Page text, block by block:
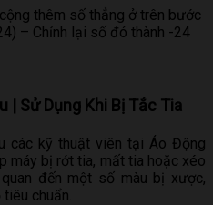
thêm số thẳng ở trên bước
– Chỉnh lại số đó thành -24
| Sử Dụng Khi Bị Tắc Tia
kỹ thuật viên tại Áo Động
máy bị rớt tia, mất tia hoặc xéo
đến một số màu bị xược,
chuẩn.